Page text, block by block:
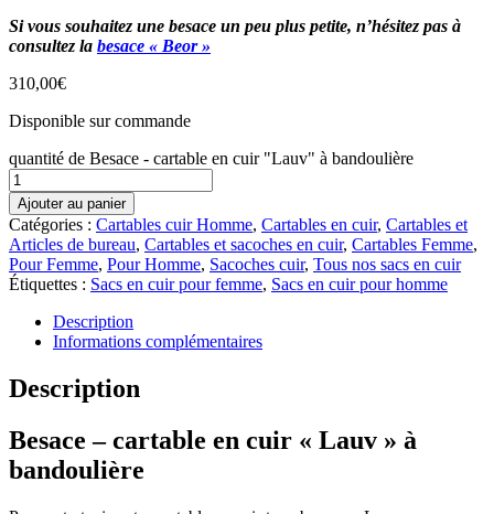
Si vous souhaitez une besace un peu plus petite, n’hésitez pas à
consultez la besace « Beor »
310,00€
Disponible sur commande
quantité de Besace - cartable en cuir "Lauv" à bandoulière
Ajouter au panier
Catégories : Cartables cuir Homme, Cartables en cuir, Cartables et
Articles de bureau, Cartables et sacoches en cuir, Cartables Femme,
Pour Femme, Pour Homme, Sacoches cuir, Tous nos sacs en cuir
Étiquettes : Sacs en cuir pour femme, Sacs en cuir pour homme
Description
Informations complémentaires
Description
Besace – cartable en cuir « Lauv » à
bandoulière